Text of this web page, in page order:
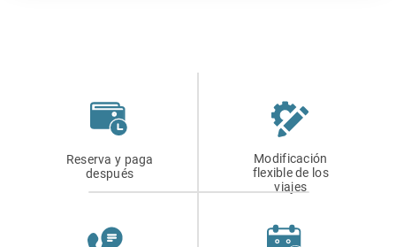
Reserva y paga
después
Modificación
flexible de los
viajes